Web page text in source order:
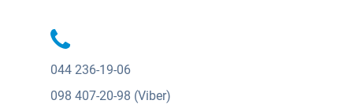
044 236-19-06
098 407-20-98 (Viber)